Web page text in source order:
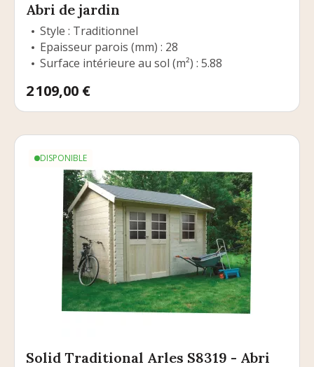
Abri de jardin
Style : Traditionnel
Epaisseur parois (mm) : 28
Surface intérieure au sol (m²) : 5.88
Prix
2 109,00 €
DISPONIBLE
Solid Traditional Arles S8319 - Abri